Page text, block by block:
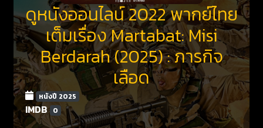
ดูหนังออนไลน์ 2022 พากย์ไทย
เต็มเรื่อง Martabat: Misi
Berdarah (2025) : ภารกิจ
เลือด
หนังปี 2025
IMDB 0